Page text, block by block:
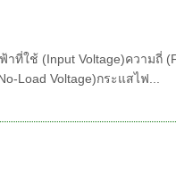
าที่ใช้ (Input Voltage)ความถี่
Load Voltage)กระแสไฟ...